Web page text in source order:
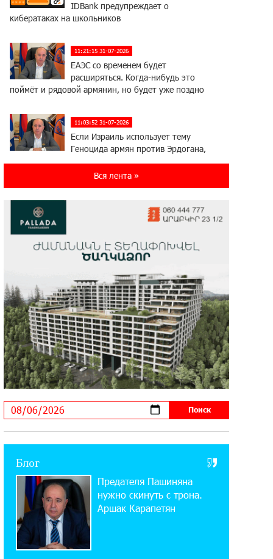
IDBank предупреждает о
кибератаках на школьников
11:21:15 31-07-2026
ЕАЭС со временем будет
расширяться. Когда-нибудь это
поймёт и рядовой армянин, но будет уже поздно
11:03:52 31-07-2026
Если Израиль использует тему
Геноцида армян против Эрдогана,
ВТБ (Армения): вклад «Стабильный»
— до 10% годовых и оформление в
мобильном приложении
Платформа Rate.Trading на Seaside
Startup Summit: IDBank представил
инновационное решение
14:44:13 29-07-2026
Состоялось открытие Khachaturian
Rooftop при поддержке IDBank
Пашинян ты упустил свой шанс уйти
спокойно. Аршак Карапетян
обслуживания Ucom открылся по
адресу ул. Шаумяна, 24/2 в Арарате
22:28:49 27-07-2026
Никогда Нагорный Карабах не был в
составе независимого Азербайджана.
Вся лента »
Блог
Предателя Пашиняна
нужно скинуть с трона.
Аршак Карапетян